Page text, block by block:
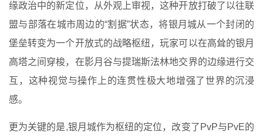
缘政治中的新定位，从外观上审视，这种开放打破了以往联
盟与部落在城市周边的“割据”状态，将银月城从一个封闭的
堡垒转变为一个开放式的战略枢纽，玩家可以在高耸的银月
高塔之间穿梭，在影月谷与提瑞斯法林地交界的边缘进行交
互，这种视觉与操作上的连贯性极大地增强了世界的沉浸
感。
更为关键的是,银月城作为枢纽的定位，改变了PvP与PvE的